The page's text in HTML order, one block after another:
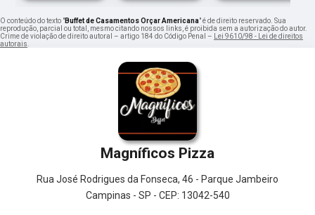
O conteúdo do texto "Buffet de Casamentos Orçar Americana" é de direito reservado. Sua
reprodução, parcial ou total, mesmo citando nossos links, é proibida sem a autorização do autor.
Crime de violação de direito autoral – artigo 184 do Código Penal –
Lei 9610/98 - Lei de direitos
autorais
Magníficos Pizza
Rua José Rodrigues da Fonseca, 46 - Parque Jambeiro
Campinas - SP - CEP: 13042-540